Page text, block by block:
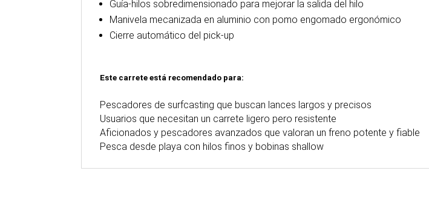
Guía-hilos sobredimensionado para mejorar la salida del hilo
Manivela mecanizada en aluminio con pomo engomado ergonómico
Cierre automático del pick-up
Este carrete está recomendado para:
Pescadores de surfcasting que buscan lances largos y precisos
Usuarios que necesitan un carrete ligero pero resistente
Aficionados y pescadores avanzados que valoran un freno potente y fiable
Pesca desde playa con hilos finos y bobinas shallow